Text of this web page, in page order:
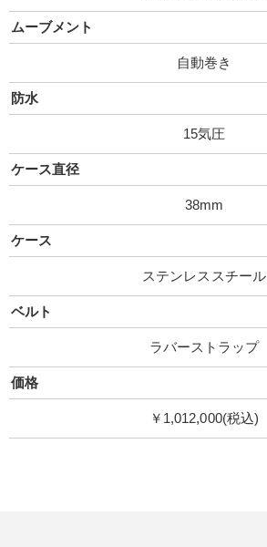
ムーブメント
自動巻き
防水
15気圧
ケース直径
38mm
ケース
ステンレススチール
ベルト
ラバーストラップ
価格
￥1,012,000(税込)